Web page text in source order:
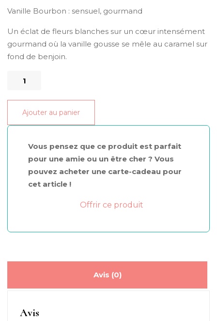
Vanille Bourbon : sensuel, gourmand
Un éclat de fleurs blanches sur un cœur intensément
gourmand où la vanille gousse se mêle au caramel sur
fond de benjoin.
quantité
Savon
Vanille
Bourbon
Ajouter au panier
Vous pensez que ce produit est parfait
pour une amie ou un être cher ? Vous
pouvez acheter une carte-cadeau pour
cet article !
Offrir ce produit
Avis (0)
Avis